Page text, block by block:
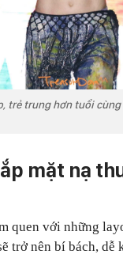
trẻ trung hơn tuổi
mặt nạ
quen với những
trở nên bí bách, dễ